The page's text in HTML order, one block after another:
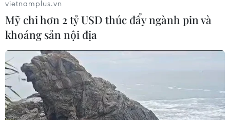
quan hệ xuyên Đại Tây Dương
14/06/2021 03:16
sang trang mới sau 4 năm căng thẳng với người tiền
nhiệm của ông Biden là Donald Trump, vị tổng thống đã
làm lung lay niềm tin vào liên minh phương Tây.
vietnamplus.vn
Mỹ chi hơn 2 tỷ USD thúc đẩy ngành pin và
khoáng sản nội địa